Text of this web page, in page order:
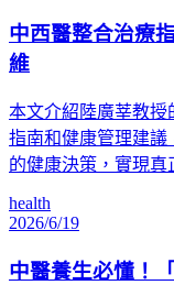
中西醫整合治療
維
本文介紹陸廣莘教授
指南和健康管理建議
的健康決策，實現真
health
2026/6/19
中醫養生必懂！